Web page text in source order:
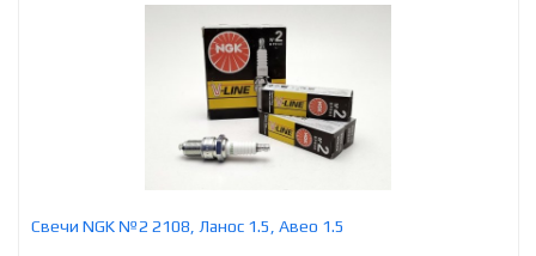
Свечи NGK №2 2108, Ланос 1.5, Авео 1.5